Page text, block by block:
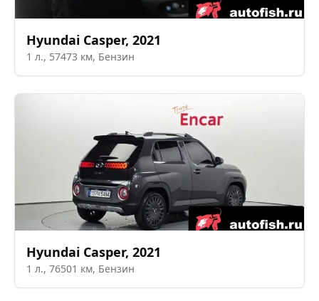
Hyundai Casper, 2021
1 л., 57473 км, Бензин
Hyundai Casper, 2021
1 л., 76501 км, Бензин